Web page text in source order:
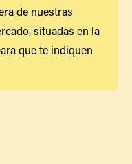
de nuestras
situadas en la
que te indiquen